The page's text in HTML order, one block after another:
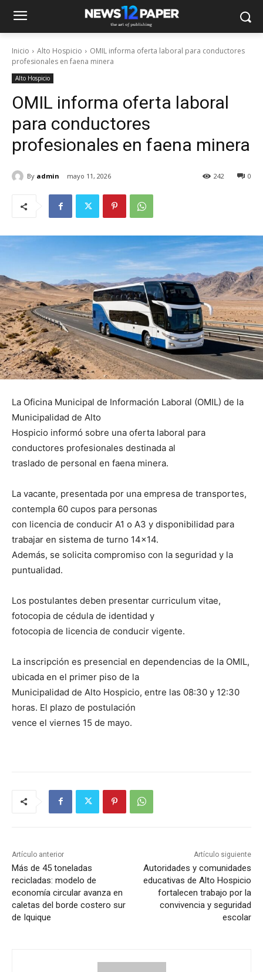
Inicio Alto Hospicio
OMIL informa oferta laboral para conductores
profesionales en faena minera
Alto Hospicio
OMIL informa oferta laboral
para conductores
profesionales en faena minera
By admin mayo 11, 2026 0
242
La Oficina Municipal de Información Laboral (OMIL) de la
Municipalidad de Alto
Hospicio informó sobre una oferta laboral para
conductores profesionales destinada al
traslado de personal en faena minera.
La vacante, presentada por una empresa de transportes,
contempla 60 cupos para personas
con licencia de conducir A1 o A3 y disponibilidad para
trabajar en sistema de turno 14×14.
Además, se solicita compromiso con la seguridad y la
puntualidad.
Los postulantes deben presentar curriculum vitae,
fotocopia de cédula de identidad y
fotocopia de licencia de conducir vigente.
La inscripción es presencial en dependencias de la OMIL,
ubicada en el primer piso de la
Municipalidad de Alto Hospicio, entre las 08:30 y 12:30
horas. El plazo de postulación
vence el viernes 15 de mayo.
Artículo anterior
Más de 45 toneladas
recicladas: modelo de
economía circular avanza en
caletas del borde costero sur
de Iquique
Artículo siguiente
Autoridades y comunidades
educativas de Alto Hospicio
fortalecen trabajo por la
convivencia y seguridad
escolar